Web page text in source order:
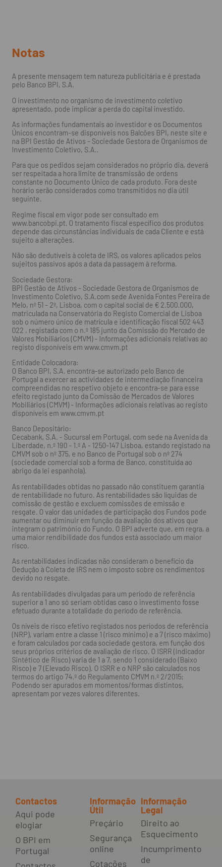
Notas
A presente mensagem tem natureza publicitária e é prestada
pelo Banco BPI, S.A.
O investimento no organismo de investimento coletivo
apresentado, pode implicar a perda do capital investido.
As informações fundamentais ao investidor e os Documentos
Únicos encontram-se disponíveis nos Balcões BPI, neste site e
na BPI Gestão de Ativos – Sociedade Gestora de Organismos de
Investimento Coletivo, S.A..
Para que os pedidos sejam considerados no próprio dia, deverá
ser respeitada a hora limite de transmissão de ordens
constante no Documento Único de cada produto. Fora deste
horário serão considerados como transmitidos no dia útil
seguinte.
Regime fiscal em vigor pode ser consultado em
www.bancobpi.pt. O tratamento fiscal específico dos produtos
depende das circunstâncias individuais de cada Cliente e está
sujeito a alterações.
Não são dedutíveis à coleta de IRS, os valores aplicados pelos
sujeitos passivos após a data da passagem à reforma.
Sociedade Gestora:
BPI Gestão de Ativos - Sociedade Gestora de Organismos de
Investimento Coletivo, S.A.com sede Avenida Fontes Pereira de
Melo, nº 51 - 2º, Lisboa, com o capital social de € 2.500.000,
matriculada na Conservatória do Registo Comercial de Lisboa
sob o número único de matrícula e identificação fiscal 502 443
022 , registada com o n.º 185 junto da Comissão do Mercado de
Valores Mobiliários (CMVM) - Informações adicionais relativas ao
registo disponíveis em www.cmvm.pt
Entidade Colocadora:
O Banco BPI, S.A. encontra-se autorizado pelo Banco de
Portugal a exercer as actividades de intermediação financeira
compreendidas no respetivo objeto e encontra-se para esse
efeito registado junto da Comissão de Mercados de Valores
Mobiliários (CMVM) - Informações adicionais relativas ao registo
disponíveis em www.cmvm.pt
Banco Depositário:
Cecabank, S.A. - Sucursal em Portugal, com sede na Avenida da
Liberdade, n.º 190 - 1.º A - 1250-147 Lisboa, estando registado na
CMVM sob o nº 375, e no Banco de Portugal sob o nº 274
(sociedade comercial sob a forma de Banco, constituída ao
abrigo da lei espanhola).
As rentabilidades obtidas no passado não constituem garantia
de rentabilidade no futuro. As rentabilidades são líquidas de
comissão de gestão e excluem comissões de emissão e
resgate. O valor das unidades de participação dos Fundos pode
aumentar ou diminuir em função da avaliação dos ativos que
integram o património do Fundo. O BPI adverte que, em regra, a
uma maior rendibilidade dos fundos está associado um maior
risco.
As rentabilidades indicadas não consideram o benefício da
Dedução à Coleta de IRS nem o imposto sobre os rendimentos
devido no resgate.
As rentabilidades divulgadas para um período de referência
superior a 1 ano só seriam obtidas caso o investimento fosse
efetuado durante a totalidade do período de referência.
Os níveis de risco efetivo registados nos períodos de referência
(NRP), variam entre a classe 1 (risco mínimo) e a 7 (risco máximo)
e foram calculados por cada sociedade gestora, em função dos
seus próprios critérios de avaliação de risco. O ISRR (Indicador
Sintético de Risco) varia de 1 a 7, sendo 1 considerado (Baixo
Risco) e 7 (Elevado Risco). O ISRR e o NRP são calculados nos
termos do artigo 74.º do Regulamento CMVM n.º 2/2015;
Podendo ser apurados em momentos/formas distintos,
apresentam por vezes valores diferentes.
Contactos
Aqui pode
elogiar
O BPI em
Portugal
Informação
Útil
Preçário
Segurança
online
Cotações
Informação
Legal
Direito ao
Esquecimento
Incumprimento
de